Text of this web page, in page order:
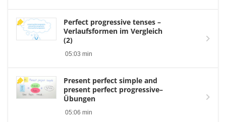
Perfect progressive tenses –
Verlaufsformen im Vergleich
(2)
05:03 min
Present perfect simple and
present perfect progressive–
Übungen
05:06 min